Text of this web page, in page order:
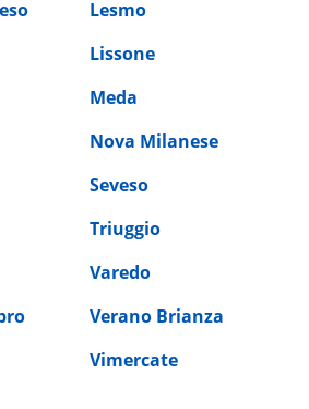
Lesmo
Lissone
Meda
Nova Milanese
Seveso
Triuggio
Varedo
Verano Brianza
Vimercate